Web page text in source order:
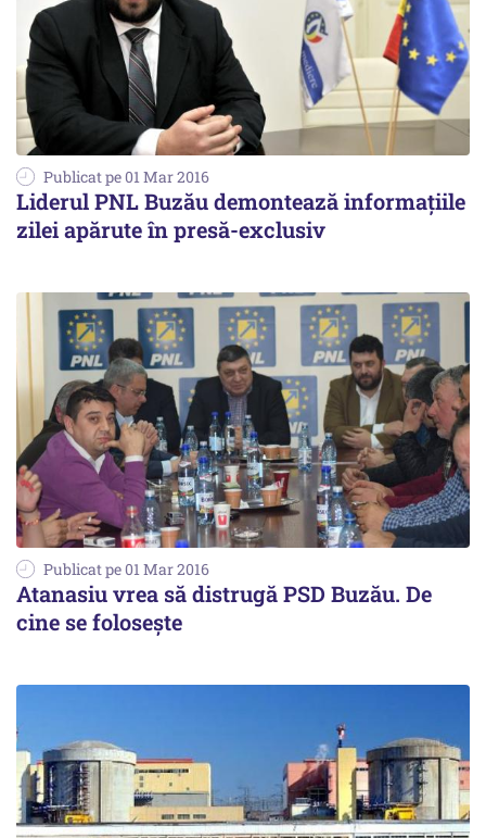
Publicat pe 01 Mar 2016
Liderul PNL Buzău demontează informațiile
zilei apărute în presă-exclusiv
Publicat pe 01 Mar 2016
Atanasiu vrea să distrugă PSD Buzău. De
cine se folosește